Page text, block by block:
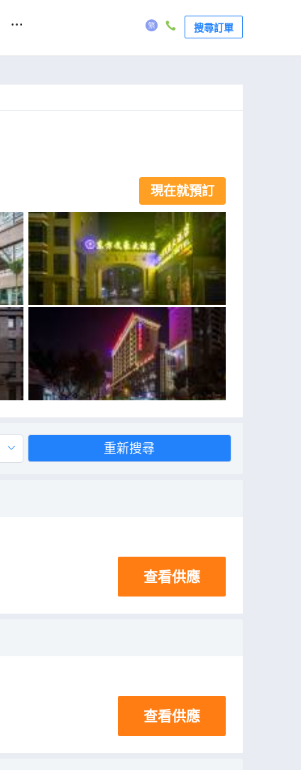
... 搜尋訂單
現在就預訂
重新搜尋
查看供應
查看供應